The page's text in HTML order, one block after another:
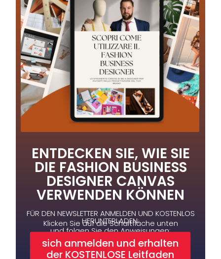
ENTDECKEN SIE, WIE SIE
DIE FASHION BUSINESS
DESIGNER CANVAS
VERWENDEN KÖNNEN
FÜR DEN NEWSLETTER ANMELDEN UND KOSTENLOS
HERUNTERLADEN:
Klicken Sie auf die Schaltfläche unten
und folgen Sie den Anweisungen:
sich anmelden und erhalten
der KOSTENLOSE Leitfaden